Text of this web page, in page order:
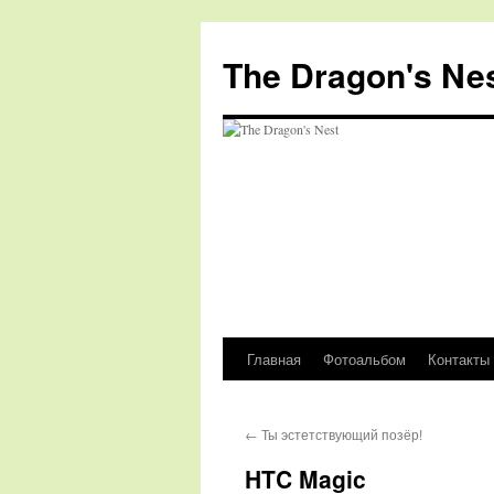
The Dragon's
Перейти
содержимому
Главная Фотоальбом Контакты
← Ты эстетствующий позёр!
HTC Magic